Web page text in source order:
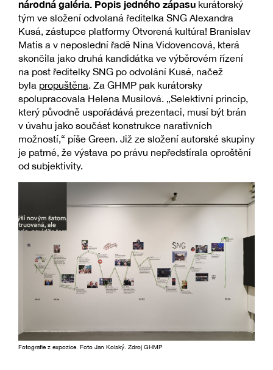
národná galéria. Popis jedného zápasu kurátorský
tým ve složení odvolaná ředitelka SNG Alexandra
Kusá, zástupce platformy Otvorená kultúra! Branislav
Matis a v neposlední řadě Nina Vidovencová, která
skončila jako druhá kandidátka ve výběrovém řízení
na post ředitelky SNG po odvolání Kusé, načež
byla propuštěna. Za GHMP pak kurátorsky
spolupracovala Helena Musilová. „Selektivní princip,
který původně uspořádává prezentaci, musí být brán
v úvahu jako součást konstrukce narativních
možností,“ píše Green. Již ze složení autorské skupiny
je patrné, že výstava po právu nepředstírala oproštění
od subjektivity.
Fotografie z expozice. Foto Jan Kolský. Zdroj GHMP